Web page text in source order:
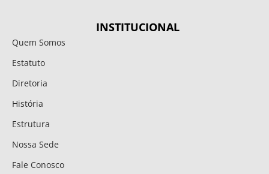
INSTITUCIONAL
Quem Somos
Estatuto
Diretoria
História
Estrutura
Nossa Sede
Fale Conosco